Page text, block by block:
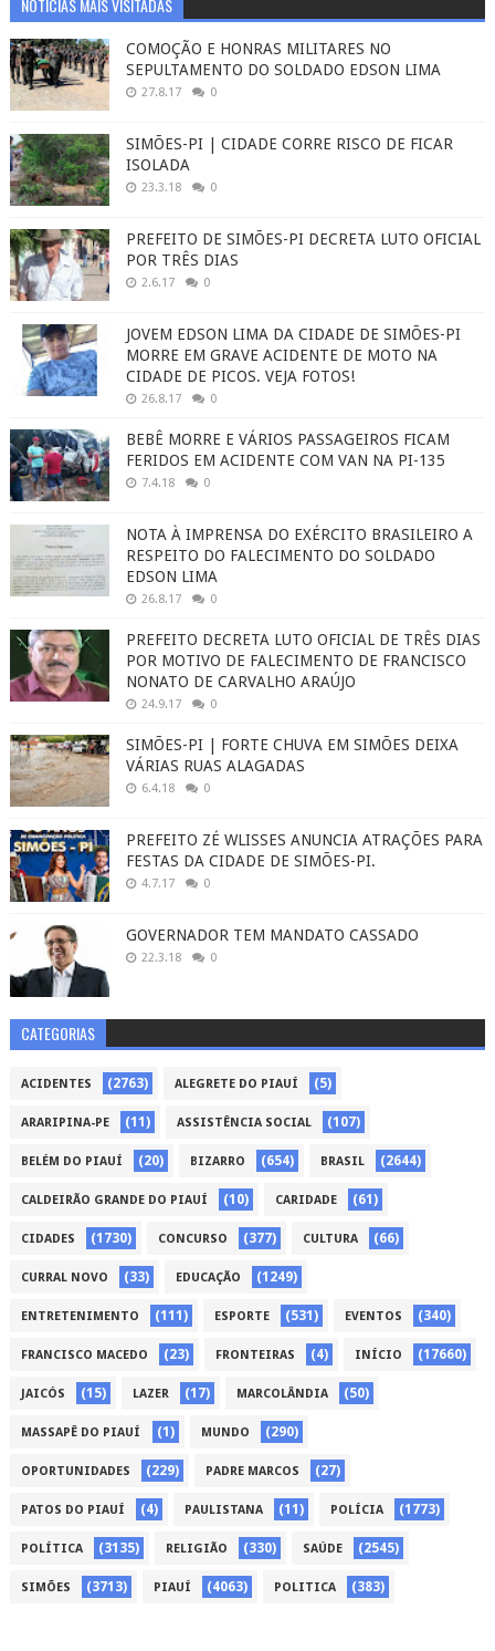
NOTÍCIAS MAIS VISITADAS
COMOÇÃO E HONRAS MILITARES NO
SEPULTAMENTO DO SOLDADO EDSON LIMA
27.8.17 0
SIMÕES-PI | CIDADE CORRE RISCO DE FICAR
ISOLADA
23.3.18 0
PREFEITO DE SIMÕES-PI DECRETA LUTO OFICIAL
POR TRÊS DIAS
2.6.17 0
JOVEM EDSON LIMA DA CIDADE DE SIMÕES-PI
MORRE EM GRAVE ACIDENTE DE MOTO NA
CIDADE DE PICOS. VEJA FOTOS!
26.8.17 0
BEBÊ MORRE E VÁRIOS PASSAGEIROS FICAM
FERIDOS EM ACIDENTE COM VAN NA PI-135
7.4.18 0
NOTA À IMPRENSA DO EXÉRCITO BRASILEIRO A
RESPEITO DO FALECIMENTO DO SOLDADO
EDSON LIMA
26.8.17 0
PREFEITO DECRETA LUTO OFICIAL DE TRÊS DIAS
POR MOTIVO DE FALECIMENTO DE FRANCISCO
NONATO DE CARVALHO ARAÚJO
24.9.17 0
SIMÕES-PI | FORTE CHUVA EM SIMÕES DEIXA
VÁRIAS RUAS ALAGADAS
6.4.18 0
PREFEITO ZÉ WLISSES ANUNCIA ATRAÇÕES PARA
FESTAS DA CIDADE DE SIMÕES-PI.
4.7.17 0
GOVERNADOR TEM MANDATO CASSADO
22.3.18 0
CATEGORIAS
ACIDENTES (2763) ALEGRETE DO PIAUÍ (5)
ARARIPINA-PE (11) ASSISTÊNCIA SOCIAL (107)
BELÉM DO PIAUÍ (20) BIZARRO (654) BRASIL (2644)
CALDEIRÃO GRANDE DO PIAUÍ (10) CARIDADE (61)
CIDADES (1730) CONCURSO (377) CULTURA (66)
CURRAL NOVO (33) EDUCAÇÃO (1249)
ENTRETENIMENTO (111) ESPORTE (531) EVENTOS (340)
FRANCISCO MACEDO (23) FRONTEIRAS (4) INÍCIO (17660)
JAICÓS (15) LAZER (17) MARCOLÂNDIA (50)
MASSAPÊ DO PIAUÍ (1) MUNDO (290)
OPORTUNIDADES (229) PADRE MARCOS (27)
PATOS DO PIAUÍ (4) PAULISTANA (11) POLÍCIA (1773)
POLÍTICA (3135) RELIGIÃO (330) SAÚDE (2545)
SIMÕES (3713) PIAUÍ (4063) POLITICA (383)